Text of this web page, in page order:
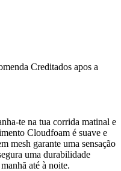
Creditados apos a
te na tua corrida matinal e
Cloudfoam é suave e
mesh garante uma sensação
uma durabilidade
até à noite.